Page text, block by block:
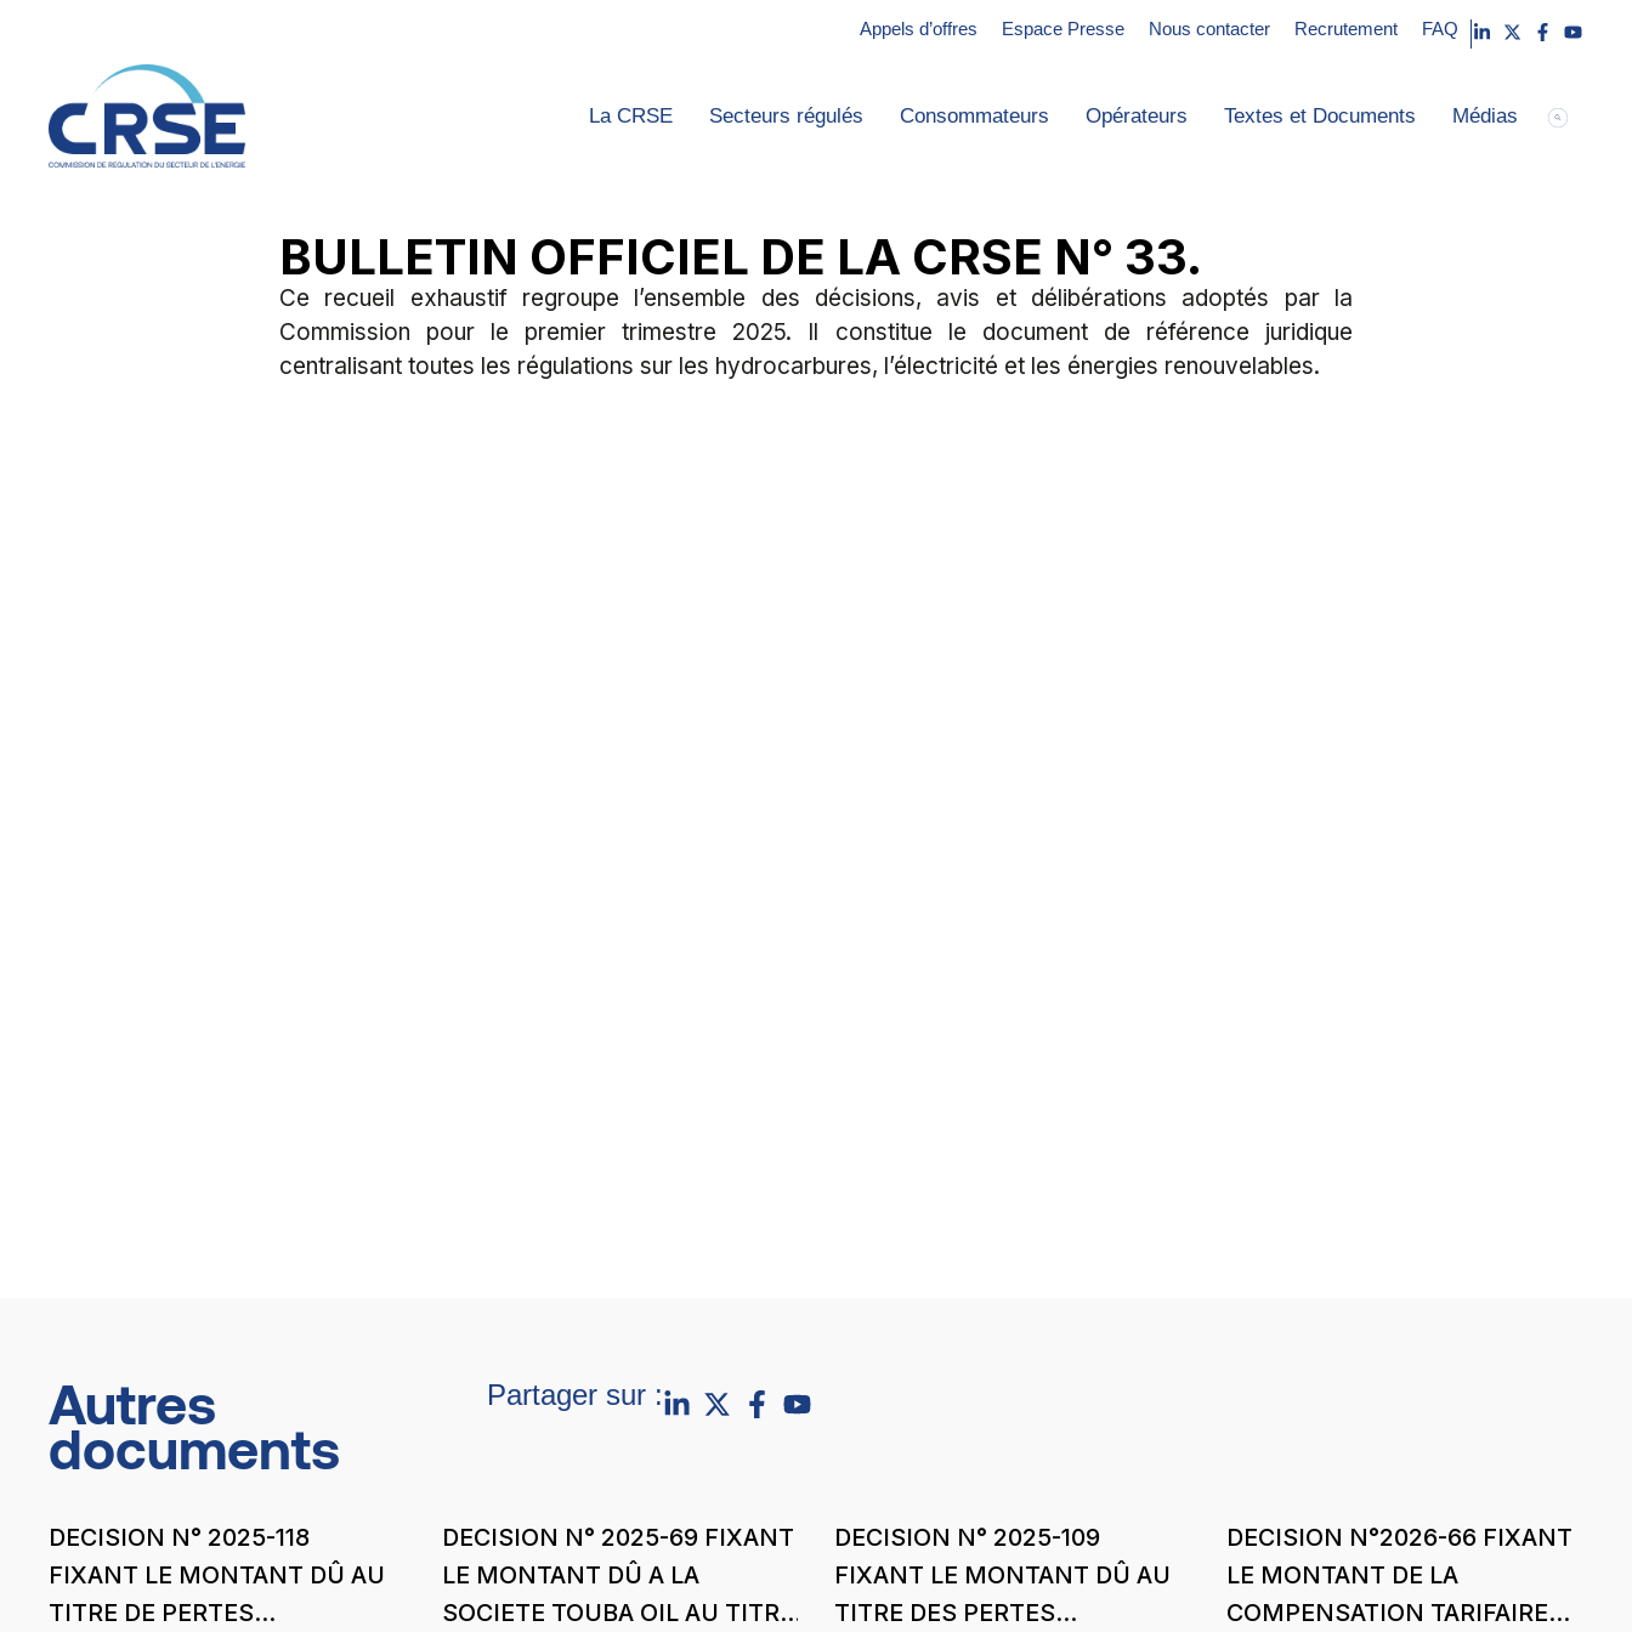
Appels d’offres Espace Presse Nous contacter Recrutement FAQ
La CRSE Secteurs régulés Consommateurs Opérateurs Textes et Documents Médias
BULLETIN OFFICIEL DE LA CRSE N° 33.
Ce recueil exhaustif regroupe l’ensemble des décisions, avis et délibérations adoptés par la
Commission pour le premier trimestre 2025. Il constitue le document de référence juridique
centralisant toutes les régulations sur les hydrocarbures, l’électricité et les énergies renouvelables.
Autres
documents
Partager sur :
DECISION N° 2025-118
FIXANT LE MONTANT DÛ AU
TITRE DE PERTES
DECISION N° 2025-69 FIXANT
LE MONTANT DÛ A LA
SOCIETE TOUBA OIL AU TITRE
DECISION N° 2025-109
FIXANT LE MONTANT DÛ AU
TITRE DES PERTES
DECISION N°2026-66 FIXANT
LE MONTANT DE LA
COMPENSATION TARIFAIRE